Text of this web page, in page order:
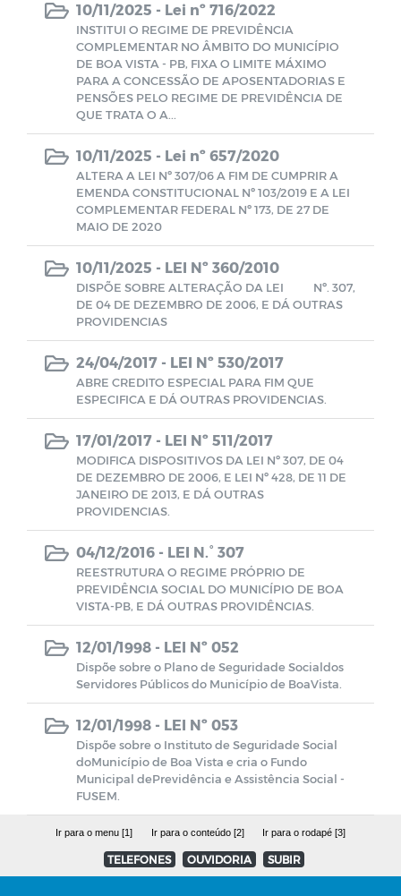
Leis/FUSEM
CACS-FUNDEB
TERCEIRIZADOS
Estoque de Medicamentos - Farmácia
Básica
Emendas Parlamentares
RGF - Relatório de Gestão Fiscal
Relatório de Gestão das Atividades
Planos Estratégicos Institucionais - PEI
Parecer do TCE/PB
PCA - Plano de Contratações Anual
PCA - Prestação de Contas de Gestão
Estagiários
Lista de Inscritos em Dívida Ativa
RREO - Relatório Resumido da
Julgamento das Contas do Poder
Executivo pelo Poder Legislativo
Concursos Públicos
Plano Municipal de Educação
10/11/2025 - Lei nº 716/2022
INSTITUI O REGIME DE PREVIDÊNCIA
COMPLEMENTAR NO ÂMBITO DO MUNICÍPIO
DE BOA VISTA - PB, FIXA O LIMITE MÁXIMO
PARA A CONCESSÃO DE APOSENTADORIAS E
PENSÕES PELO REGIME DE PREVIDÊNCIA DE
QUE TRATA O A...
10/11/2025 - Lei nº 657/2020
ALTERA A LEI Nº 307/06 A FIM DE CUMPRIR A
EMENDA CONSTITUCIONAL Nº 103/2019 E A LEI
COMPLEMENTAR FEDERAL Nº 173, DE 27 DE
MAIO DE 2020
10/11/2025 - LEI Nº 360/2010
DISPÕE SOBRE ALTERAÇÃO DA LEI Nº. 307,
DE 04 DE DEZEMBRO DE 2006, E DÁ OUTRAS
PROVIDENCIAS
24/04/2017 - LEI Nº 530/2017
ABRE CREDITO ESPECIAL PARA FIM QUE
ESPECIFICA E DÁ OUTRAS PROVIDENCIAS.
17/01/2017 - LEI Nº 511/2017
MODIFICA DISPOSITIVOS DA LEI Nº 307, DE 04
DE DEZEMBRO DE 2006, E LEI Nº 428, DE 11 DE
JANEIRO DE 2013, E DÁ OUTRAS
PROVIDENCIAS.
04/12/2016 - LEI N.° 307
REESTRUTURA O REGIME PRÓPRIO DE
PREVIDÊNCIA SOCIAL DO MUNICÍPIO DE BOA
VISTA-PB, E DÁ OUTRAS PROVIDÊNCIAS.
12/01/1998 - LEI Nº 052
Dispõe sobre o Plano de Seguridade Socialdos
Servidores Públicos do Município de BoaVista.
12/01/1998 - LEI Nº 053
Dispõe sobre o Instituto de Seguridade Social
doMunicípio de Boa Vista e cria o Fundo
Municipal dePrevidência e Assistência Social -
FUSEM.
Ir para o menu [1] Ir para o conteúdo [2] Ir para o rodapé [3]
TELEFONES OUVIDORIA SUBIR